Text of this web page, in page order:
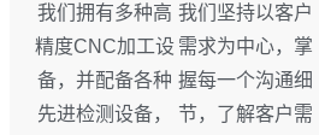
我们拥有多种高
精度CNC加工设
备，并配备各种
先进检测设备，
我们坚持以客户
需求为中心，掌
握每一个沟通细
节，了解客户需